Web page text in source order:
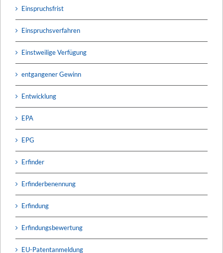
Einspruchsfrist
Einspruchsverfahren
Einstweilige Verfügung
entgangener Gewinn
Entwicklung
EPA
EPG
Erfinder
Erfinderbenennung
Erfindung
Erfindungsbewertung
EU-Patentanmeldung